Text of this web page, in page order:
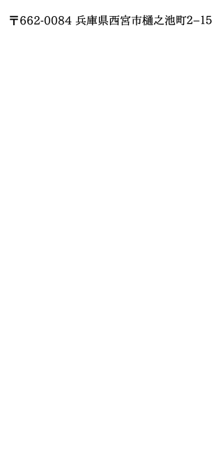
〒662-0084 兵庫県西宮市樋之池町２−１５